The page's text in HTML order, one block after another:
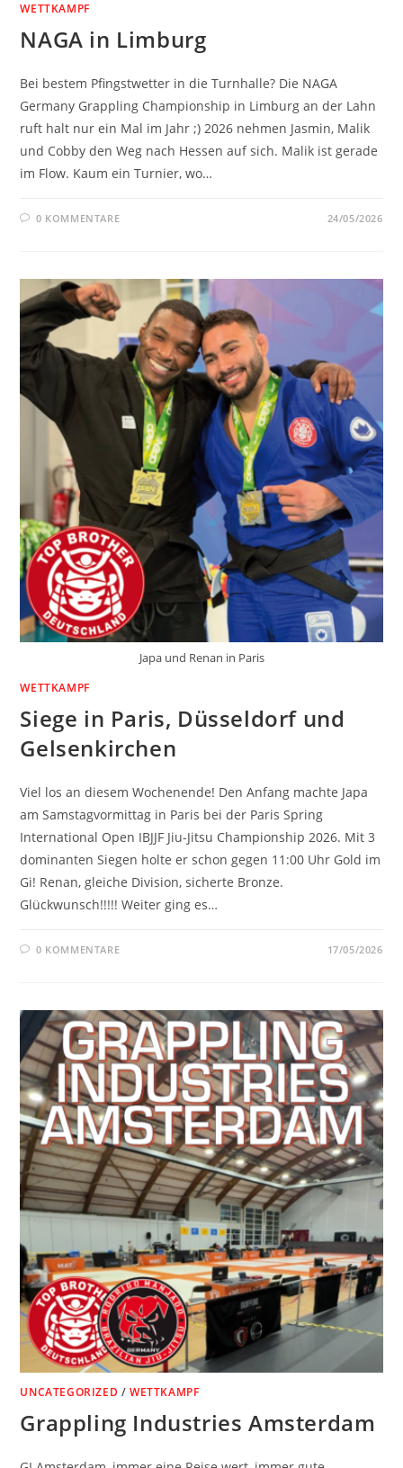
WETTKAMPF
NAGA in Limburg
Bei bestem Pfingstwetter in die Turnhalle? Die NAGA
Germany Grappling Championship in Limburg an der Lahn
ruft halt nur ein Mal im Jahr ;) 2026 nehmen Jasmin, Malik
und Cobby den Weg nach Hessen auf sich. Malik ist gerade
im Flow. Kaum ein Turnier, wo…
0 KOMMENTARE 24/05/2026
Japa und Renan in Paris
WETTKAMPF
Siege in Paris, Düsseldorf und
Gelsenkirchen
Viel los an diesem Wochenende! Den Anfang machte Japa
am Samstagvormittag in Paris bei der Paris Spring
International Open IBJJF Jiu-Jitsu Championship 2026. Mit 3
dominanten Siegen holte er schon gegen 11:00 Uhr Gold im
Gi! Renan, gleiche Division, sicherte Bronze.
Glückwunsch!!!!! Weiter ging es…
0 KOMMENTARE 17/05/2026
UNCATEGORIZED /WETTKAMPF
Grappling Industries Amsterdam